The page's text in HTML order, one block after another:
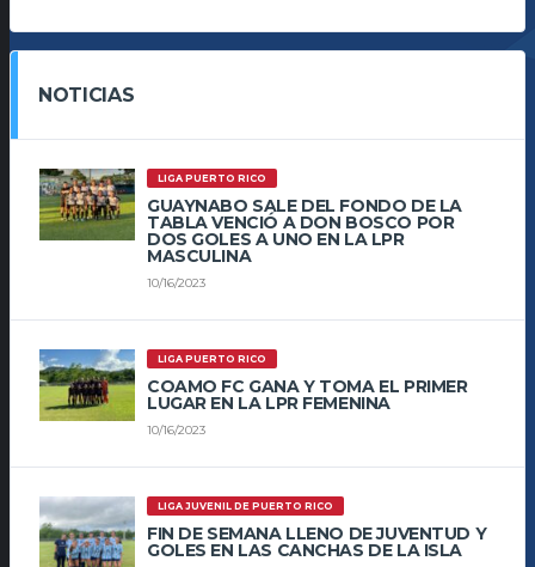
NOTICIAS
LIGA PUERTO RICO
GUAYNABO SALE DEL FONDO DE LA
TABLA VENCIÓ A DON BOSCO POR
DOS GOLES A UNO EN LA LPR
MASCULINA
10/16/2023
LIGA PUERTO RICO
COAMO FC GANA Y TOMA EL PRIMER
LUGAR EN LA LPR FEMENINA
10/16/2023
LIGA JUVENIL DE PUERTO RICO
FIN DE SEMANA LLENO DE JUVENTUD Y
GOLES EN LAS CANCHAS DE LA ISLA